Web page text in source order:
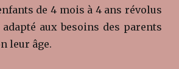
de 4 mois à 4 ans révolus
aux besoins des parents
leur âge.